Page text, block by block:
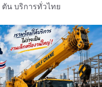
ตัน บริการทั่วไทย